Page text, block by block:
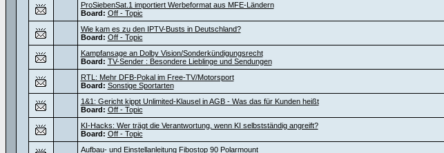
ProSiebenSat.1 importiert Werbeformat aus MFE-Ländern
Board: Off - Topic
Wie kam es zu den IPTV-Busts in Deutschland?
Board: Off - Topic
Kampfansage an Dolby Vision/Sonderkündigungsrecht
Board: TV-Sender : Besondere Lieblinge und Sendungen
RTL: Mehr DFB-Pokal im Free-TV/Motorsport
Board: Sonstige Sportarten
1&1: Gericht kippt Unlimited-Klausel in AGB - Was das für Kunden heißt
Board: Off - Topic
KI-Hacks: Wer trägt die Verantwortung, wenn KI selbstständig angreift?
Board: Off - Topic
Aufbau- und Einstellanleitung Fibostop 90 Polarmount